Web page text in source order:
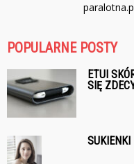
POPULARNE POSTY
ETUI
SIĘ
SUKIENKI